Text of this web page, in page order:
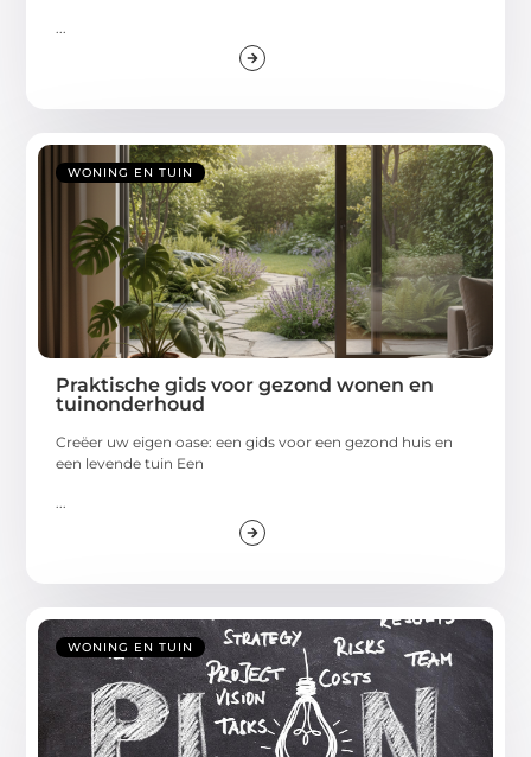
WONING EN TUIN
Praktische gids voor gezond wonen en
tuinonderhoud
Creëer uw eigen oase: een gids voor een gezond huis en
een levende tuin Een
WONING EN TUIN